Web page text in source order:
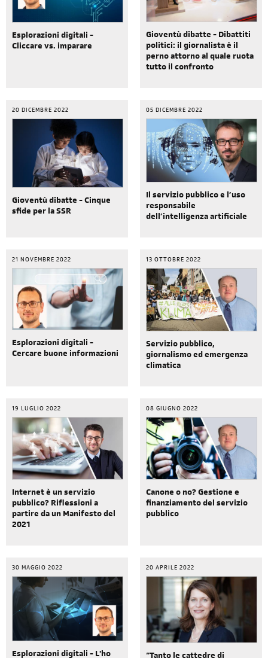
Esplorazioni digitali -
Cliccare vs. imparare
Gioventù dibatte - Dibattiti
politici: il giornalista è il
perno attorno al quale ruota
tutto il confronto
20 DICEMBRE 2022
Gioventù dibatte - Cinque
sfide per la SSR
05 DICEMBRE 2022
Il servizio pubblico e l’uso
responsabile
dell’intelligenza artificiale
21 NOVEMBRE 2022
Esplorazioni digitali -
Cercare buone informazioni
13 OTTOBRE 2022
Servizio pubblico,
giornalismo ed emergenza
climatica
19 LUGLIO 2022
Internet è un servizio
pubblico? Riflessioni a
partire da un Manifesto del
2021
08 GIUGNO 2022
Canone o no? Gestione e
finanziamento del servizio
pubblico
30 MAGGIO 2022
Esplorazioni digitali - L'ho
20 APRILE 2022